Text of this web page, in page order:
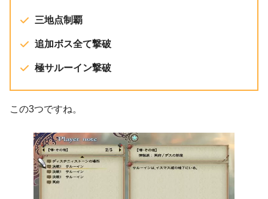
三地点制覇
追加ボス全て撃破
極サルーイン撃破
この3つですね。